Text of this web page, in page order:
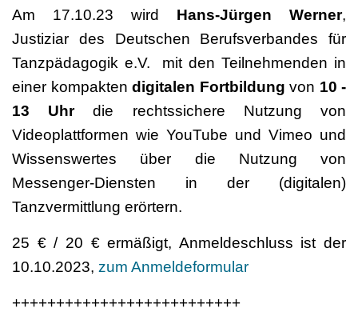
Am 17.10.23 wird Hans-Jürgen Werner,
Justiziar des Deutschen Berufsverbandes für
Tanzpädagogik e.V. mit den Teilnehmenden in
einer kompakten digitalen Fortbildung von 10 -
13 Uhrdie rechtssichere Nutzung von
Videoplattformen wie YouTube und Vimeo und
Wissenswertes über die Nutzung von
Messenger-Diensten in der (digitalen)
Tanzvermittlung erörtern.
25 € / 20 € ermäßigt, Anmeldeschluss ist der
10.10.2023, zum Anmeldeformular
++++++++++++++++++++++++++